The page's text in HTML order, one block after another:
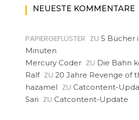
NEUESTE KOMMENTARE
PAPIERGEFLÜSTER ZU 5 Bücher
Minuten
Mercury Coder ZU Die Bahn
Ralf ZU 20 Jahre Revenge of
hazamel ZU Catcontent-
Sari ZU Catcontent-Update